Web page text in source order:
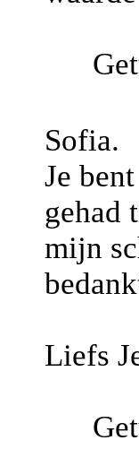
Sofia.
Je
gehad
mijn
Liefs